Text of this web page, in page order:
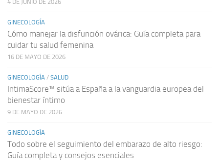
4 DE JUNIO DE 2026
GINECOLOGÍA
Cómo manejar la disfunción ovárica: Guía completa para
cuidar tu salud femenina
16 DE MAYO DE 2026
GINECOLOGÍA / SALUD
IntimaScore™ sitúa a España a la vanguardia europea del
bienestar íntimo
9 DE MAYO DE 2026
GINECOLOGÍA
Todo sobre el seguimiento del embarazo de alto riesgo:
Guía completa y consejos esenciales